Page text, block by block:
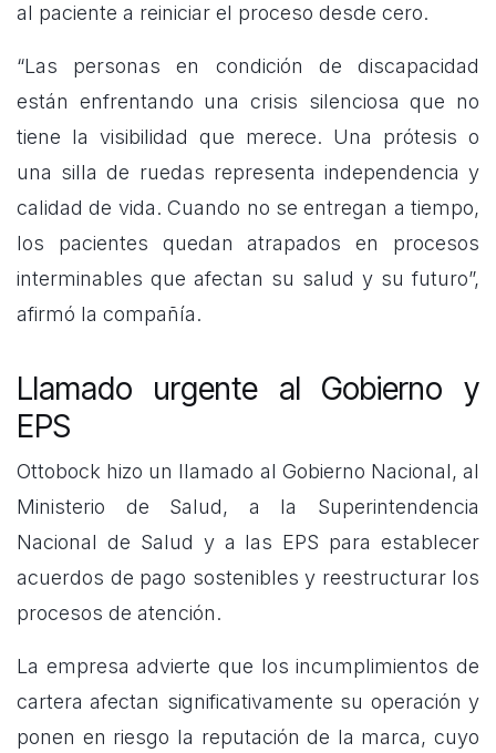
al paciente a reiniciar el proceso desde cero.
“Las personas en condición de discapacidad
están enfrentando una crisis silenciosa que no
tiene la visibilidad que merece. Una prótesis o
una silla de ruedas representa independencia y
calidad de vida. Cuando no se entregan a tiempo,
los pacientes quedan atrapados en procesos
interminables que afectan su salud y su futuro”,
afirmó la compañía.
Llamado urgente al Gobierno y
EPS
Ottobock hizo un llamado al Gobierno Nacional, al
Ministerio de Salud, a la Superintendencia
Nacional de Salud y a las EPS para establecer
acuerdos de pago sostenibles y reestructurar los
procesos de atención.
La empresa advierte que los incumplimientos de
cartera afectan significativamente su operación y
ponen en riesgo la reputación de la marca, cuyo